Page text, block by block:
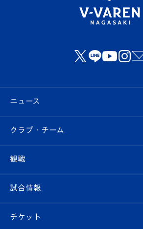
ニュース
すべて
クラブ
試合情報
クラブ・チーム
クラブ概要
観戦
観戦ルール
試合情報
試合日程/結果
チケット